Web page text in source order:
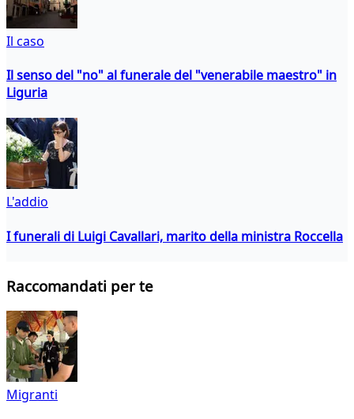
Il caso
Il senso del "no" al funerale del "venerabile maestro" in
Liguria
L'addio
I funerali di Luigi Cavallari, marito della ministra Roccella
Raccomandati per te
Migranti